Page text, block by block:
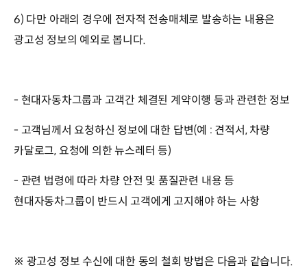
6) 다만 아래의 경우에 전자적 전송매체로 발송하는 내용은
광고성 정보의 예외로 봅니다.
- 현대자동차그룹과 고객간 체결된 계약이행 등과 관련한 정보
- 고객님께서 요청하신 정보에 대한 답변(예 : 견적서, 차량
카달로그, 요청에 의한 뉴스레터 등)
- 관련 법령에 따라 차량 안전 및 품질관련 내용 등
현대자동차그룹이 반드시 고객에게 고지해야 하는 사항
※ 광고성 정보 수신에 대한 동의 철회 방법은 다음과 같습니다.